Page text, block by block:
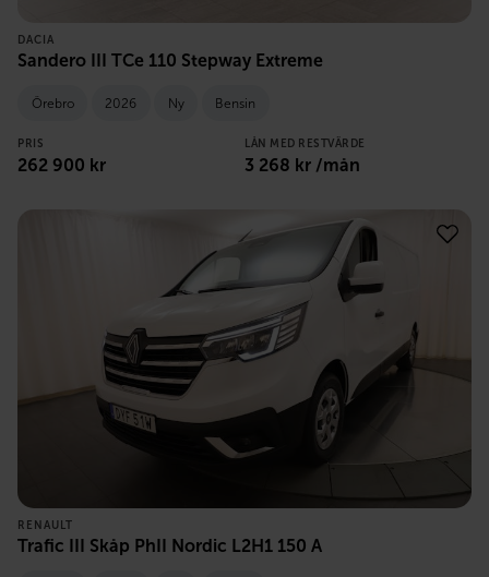
DACIA
Sandero III TCe 110 Stepway Extreme
Örebro 2026 Ny Bensin
PRIS
262 900 kr
LÅN MED RESTVÄRDE
3 268 kr /mån
RENAULT
Trafic III Skåp PhII Nordic L2H1 150 A